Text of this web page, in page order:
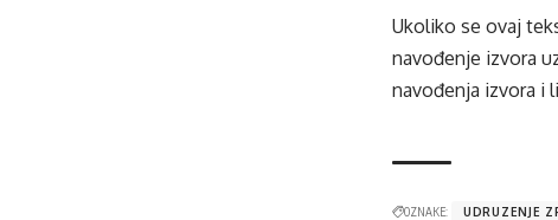
Ukoliko se ovaj
navođenje izvora
navođenja izvora i
OZNAKE: UDRUZENJE